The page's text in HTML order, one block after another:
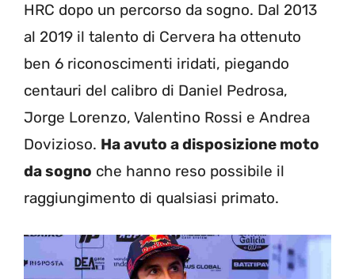
HRC dopo un percorso da sogno. Dal 2013
al 2019 il talento di Cervera ha ottenuto
ben 6 riconoscimenti iridati, piegando
centauri del calibro di Daniel Pedrosa,
Jorge Lorenzo, Valentino Rossi e Andrea
Dovizioso. Ha avuto a disposizione moto
da sogno che hanno reso possibile il
raggiungimento di qualsiasi primato.